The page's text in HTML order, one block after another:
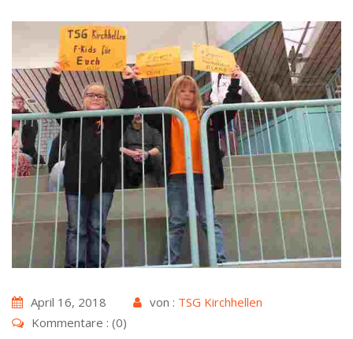
April 16, 2018 von : TSG Kirchhellen
Kommentare : (0)